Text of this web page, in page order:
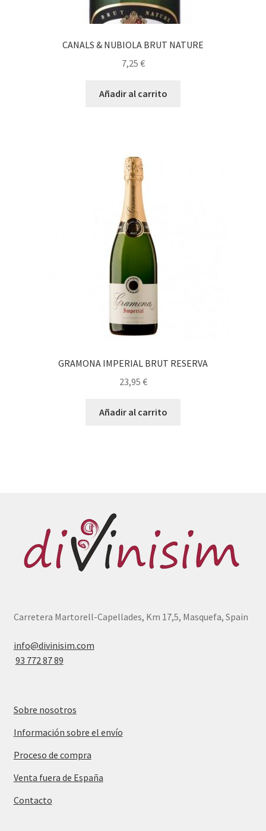
CANALS & NUBIOLA BRUT NATURE
7,25 €
Añadir al carrito
GRAMONA IMPERIAL BRUT RESERVA
23,95 €
Añadir al carrito
Carretera Martorell-Capellades, Km 17,5, Masquefa, Spain
info@divinisim.com
93 772 87 89
Sobre nosotros
Información sobre el envío
Proceso de compra
Venta fuera de España
Contacto